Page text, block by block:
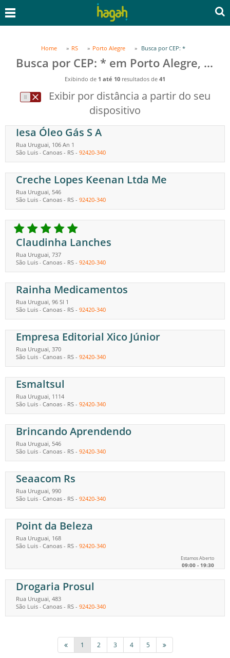
Home RS Porto Alegre Busca por CEP: *
Busca por CEP: * em Porto Alegre, RS
Exibindo de 1 até 10 resultados de 41
Exibir por distância a partir do seu
dispositivo
Iesa Óleo Gás S A
Rua Uruguai, 106 An 1
São Luis - Canoas - RS - 92420-340
Creche Lopes Keenan Ltda Me
Rua Uruguai, 546
São Luis - Canoas - RS - 92420-340
Claudinha Lanches
Rua Uruguai, 737
São Luis - Canoas - RS - 92420-340
Rainha Medicamentos
Rua Uruguai, 96 Sl 1
São Luis - Canoas - RS - 92420-340
Empresa Editorial Xico Júnior
Rua Uruguai, 370
São Luis - Canoas - RS - 92420-340
Esmaltsul
Rua Uruguai, 1114
São Luis - Canoas - RS - 92420-340
Brincando Aprendendo
Rua Uruguai, 546
São Luis - Canoas - RS - 92420-340
Seaacom Rs
Rua Uruguai, 990
São Luis - Canoas - RS - 92420-340
Point da Beleza
Rua Uruguai, 168
São Luis - Canoas - RS - 92420-340
Estamos Aberto
09:00 - 19:30
Drogaria Prosul
Rua Uruguai, 483
São Luis - Canoas - RS - 92420-340
1 2 3 4 5